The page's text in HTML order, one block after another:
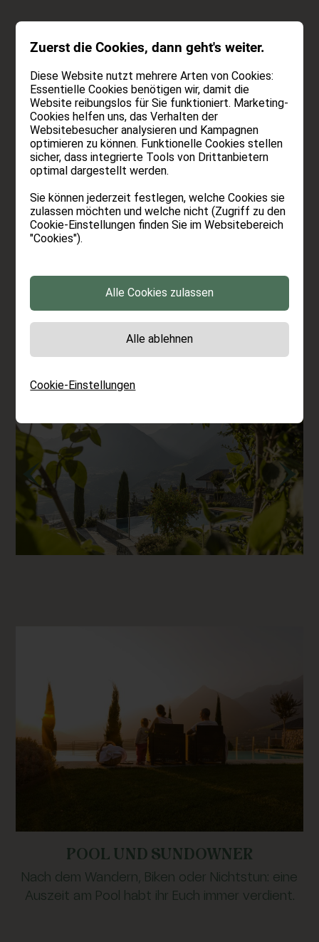
Pool mit Ausblick.
Backofen Sauna mit
Traumblick.
Wir haben einen Pool mit Self-Service-Bar. Mit
die klassischen Handtuch-Reservierer haben wir
nicht, denn bei uns stellt Mann und Frau sich die
Liegen ganz schön selbst auf. Der Vorteil: auch
gleich neben dem Self-Service-Kühlschrank darf
Mann Platz nehmen.
POOL UND SUNDOWNER
Nach dem Wandern, Biken oder Nichtstun: eine
Auszeit am Pool habt ihr Euch immer verdient.
Zuerst die Cookies, dann geht's weiter.
Diese Website nutzt mehrere Arten von Cookies:
Essentielle Cookies benötigen wir, damit die
Website reibungslos für Sie funktioniert. Marketing-
Cookies helfen uns, das Verhalten der
Websitebesucher analysieren und Kampagnen
optimieren zu können. Funktionelle Cookies stellen
sicher, dass integrierte Tools von Drittanbietern
optimal dargestellt werden.
Sie können jederzeit festlegen, welche Cookies sie
zulassen möchten und welche nicht (Zugriff zu den
Cookie-Einstellungen finden Sie im Websitebereich
"Cookies").
Cookie-Einstellungen
Alle Cookies zulassen
Alle ablehnen